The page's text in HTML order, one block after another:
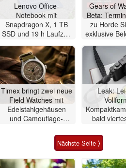
Lenovo Office-
Notebook mit
Snapdragon X, 1 TB
SSD und 19 h Laufzeit
Gears of
Beta:
zu Horde
exklusive
Timex bringt zwei neue
Field Watches mit
Edelstahlgehäusen
und Camouflage-
Leak:
bald
Nächste Seite ⟩